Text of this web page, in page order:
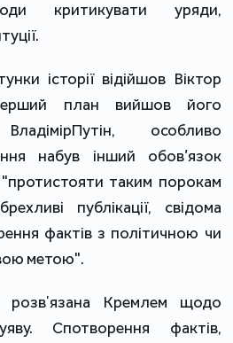
критикувати уряди,
історії відійшов Віктор
план вийшов його
особливо
набув інший обов’язок
таким порокам
публікації, свідома
фактів з політичною чи
метою".
розвʼязана Кремлем щодо
Спотворення фактів,